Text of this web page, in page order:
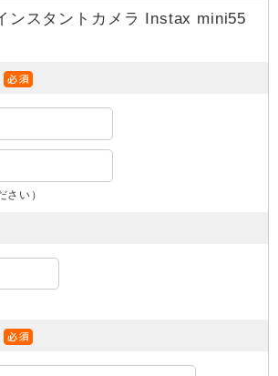
ンスタントカメラ Instax mini55
さい）